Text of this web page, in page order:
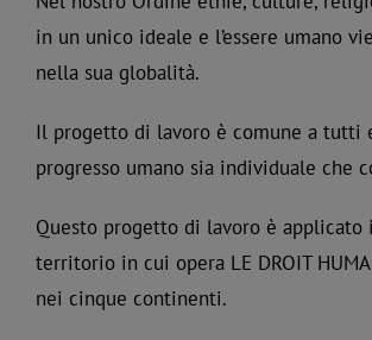
in un unico ideale e l’essere umano
nella sua globalità.
Il progetto di lavoro è comune a tutti
progresso umano sia individuale che
Questo progetto di lavoro è
territorio in cui opera LE DROIT
nei cinque continenti.